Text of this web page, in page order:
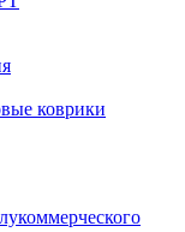
коврики